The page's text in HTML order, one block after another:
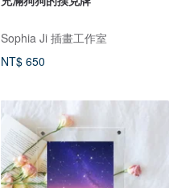
Sophia Ji 插畫工作室
NT$ 650